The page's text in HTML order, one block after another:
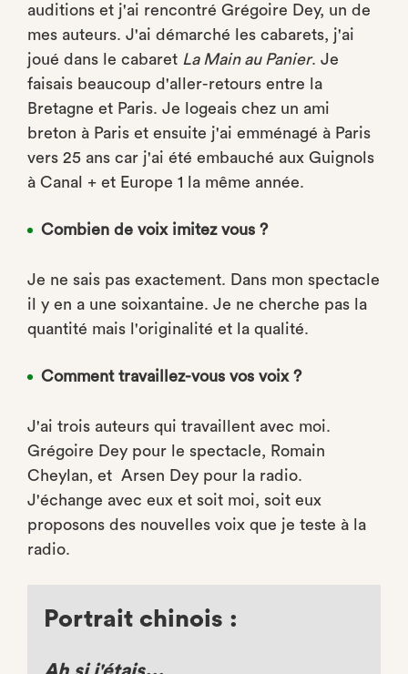
auditions et j'ai rencontré Grégoire Dey, un de
mes auteurs. J'ai démarché les cabarets, j'ai
joué dans le cabaret La Main au Panier. Je
faisais beaucoup d'aller-retours entre la
Bretagne et Paris. Je logeais chez un ami
breton à Paris et ensuite j'ai emménagé à Paris
vers 25 ans car j'ai été embauché aux Guignols
à Canal + et Europe 1 la même année.
Combien de voix imitez vous ?
Je ne sais pas exactement. Dans mon spectacle
il y en a une soixantaine. Je ne cherche pas la
quantité mais l'originalité et la qualité.
Comment travaillez-vous vos voix ?
J'ai trois auteurs qui travaillent avec moi.
Grégoire Dey pour le spectacle, Romain
Cheylan, et Arsen Dey pour la radio.
J'échange avec eux et soit moi, soit eux
proposons des nouvelles voix que je teste à la
radio.
Portrait chinois :